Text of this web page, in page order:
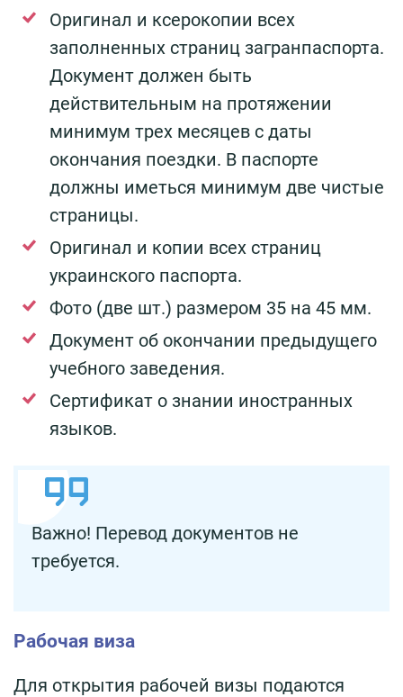
Оригинал и ксерокопии всех
заполненных страниц загранпаспорта.
Документ должен быть
действительным на протяжении
минимум трех месяцев с даты
окончания поездки. В паспорте
должны иметься минимум две чистые
страницы.
Оригинал и копии всех страниц
украинского паспорта.
Фото (две шт.) размером 35 на 45 мм.
Документ об окончании предыдущего
учебного заведения.
Сертификат о знании иностранных
языков.
Важно! Перевод документов не
требуется.
Рабочая виза
Для открытия рабочей визы подаются